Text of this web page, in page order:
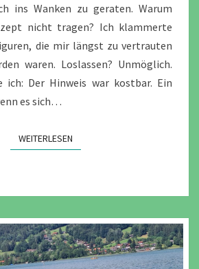
ins Wanken zu geraten. Warum
nicht tragen? Ich klammerte
die mir längst zu vertrauten
waren. Loslassen? Unmöglich.
ich: Der Hinweis war kostbar. Ein
es sich…
WEITERLESENWEITERLESEN